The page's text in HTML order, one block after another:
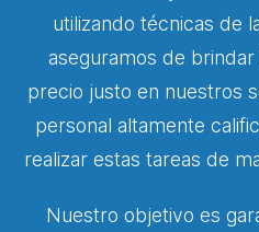
utilizando técnicas de
aseguramos de
precio justo en nuestros
personal altamente
realizar estas tareas de
Nuestro objetivo es